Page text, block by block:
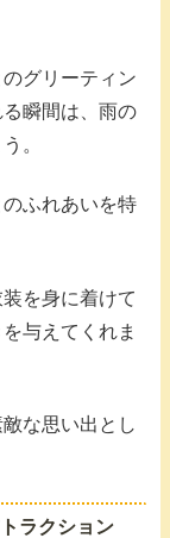
グリーティン
瞬間は、雨の
。
ふれあいを特
を身に着けて
与えてくれま
な思い出とし
ラクション